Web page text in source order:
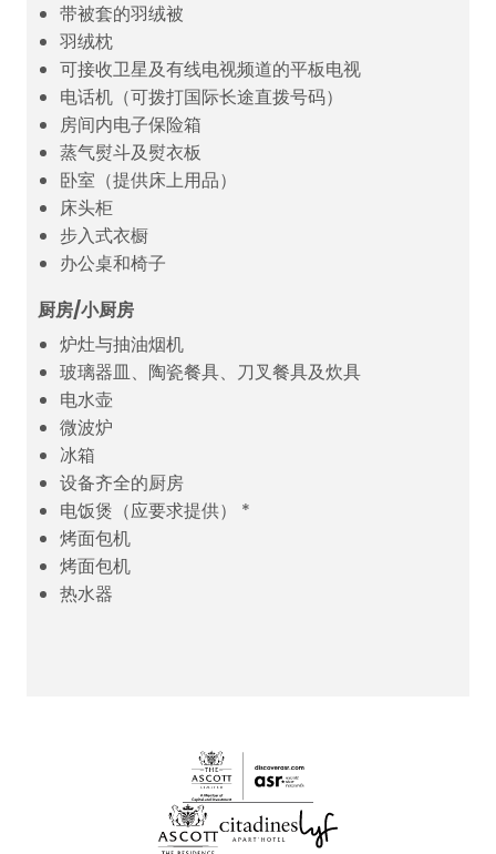
带被套的羽绒被
羽绒枕
可接收卫星及有线电视频道的平板电视
电话机（可拨打国际长途直拨号码）
房间内电子保险箱
蒸气熨斗及熨衣板
卧室（提供床上用品）
床头柜
步入式衣橱
办公桌和椅子
厨房/小厨房
炉灶与抽油烟机
玻璃器皿、陶瓷餐具、刀叉餐具及炊具
电水壶
微波炉
冰箱
设备齐全的厨房
电饭煲（应要求提供） *
烤面包机
烤面包机
热水器